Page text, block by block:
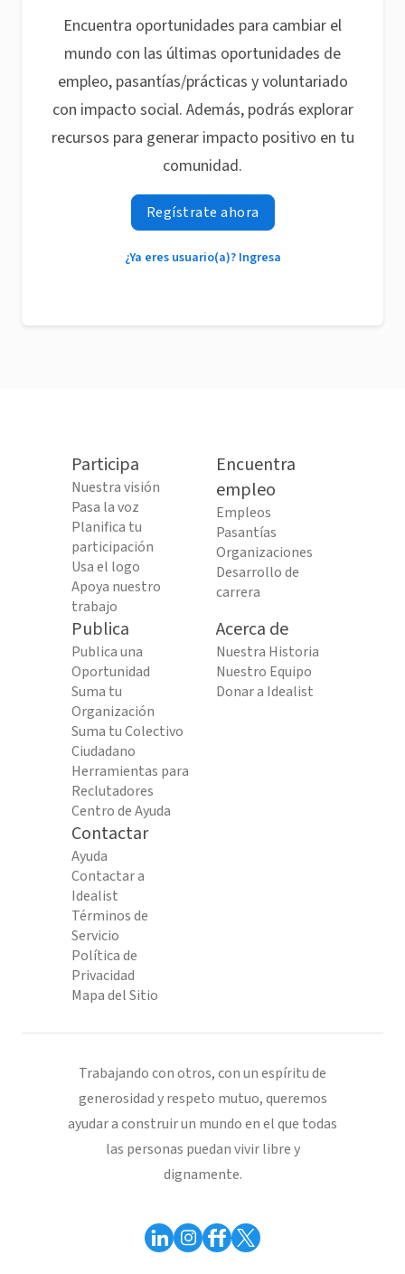
Encuentra oportunidades para cambiar el
mundo con las últimas oportunidades de
empleo, pasantías/prácticas y voluntariado
con impacto social. Además, podrás explorar
recursos para generar impacto positivo en tu
comunidad.
Regístrate ahora
¿Ya eres usuario(a)? Ingresa
Participa
Nuestra visión
Pasa la voz
Planifica tu
participación
Usa el logo
Apoya nuestro
trabajo
Encuentra
empleo
Empleos
Pasantías
Organizaciones
Desarrollo de
carrera
Publica
Publica una
Oportunidad
Suma tu
Organización
Suma tu Colectivo
Ciudadano
Herramientas para
Reclutadores
Centro de Ayuda
Acerca de
Nuestra Historia
Nuestro Equipo
Donar a Idealist
Contactar
Ayuda
Contactar a
Idealist
Términos de
Servicio
Política de
Privacidad
Mapa del Sitio
Trabajando con otros, con un espíritu de
generosidad y respeto mutuo, queremos
ayudar a construir un mundo en el que todas
las personas puedan vivir libre y
dignamente.